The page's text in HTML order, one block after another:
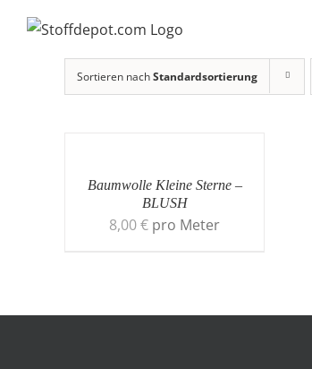
Sortieren nachStandardsortierung
Baumwolle Kleine Sterne –
BLUSH
8,00€ pro Meter